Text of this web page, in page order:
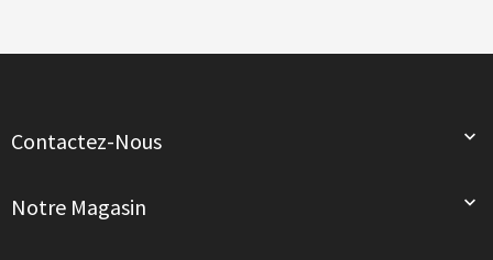
Contactez-Nous 
Notre Magasin 